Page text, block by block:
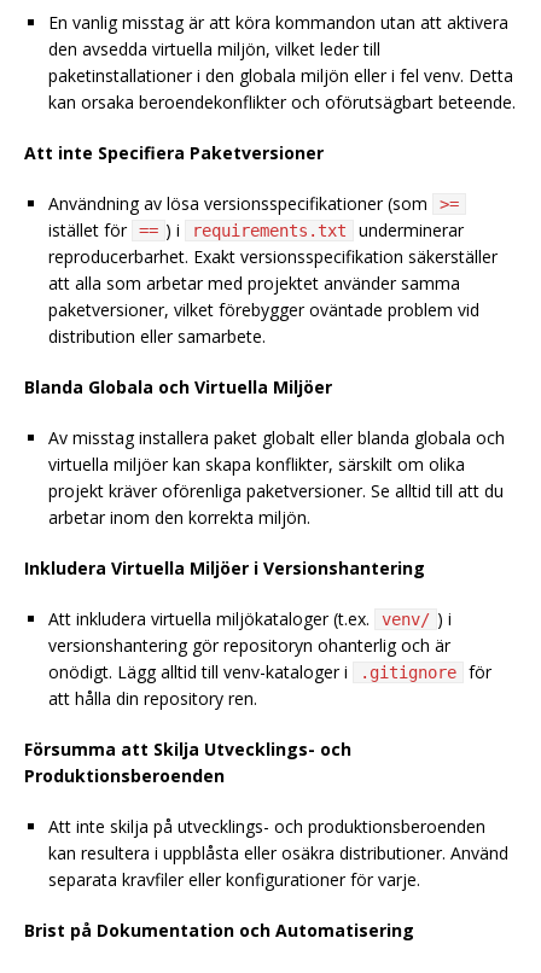
En vanlig misstag är att köra kommandon utan att aktivera
den avsedda virtuella miljön, vilket leder till
paketinstallationer i den globala miljön eller i fel venv. Detta
kan orsaka beroendekonflikter och oförutsägbart beteende.
Att inte Specifiera Paketversioner
Användning av lösa versionsspecifikationer (som >=
istället för == ) i requirements.txt
underminerar
reproducerbarhet. Exakt versionsspecifikation säkerställer
att alla som arbetar med projektet använder samma
paketversioner, vilket förebygger oväntade problem vid
distribution eller samarbete.
Blanda Globala och Virtuella Miljöer
Av misstag installera paket globalt eller blanda globala och
virtuella miljöer kan skapa konflikter, särskilt om olika
projekt kräver oförenliga paketversioner. Se alltid till att du
arbetar inom den korrekta miljön.
Inkludera Virtuella Miljöer i Versionshantering
Att inkludera virtuella miljökataloger (t.ex. venv/ ) i
versionshantering gör repositoryn ohanterlig och är
onödigt. Lägg alltid till venv-kataloger i
.gitignore
för
att hålla din repository ren.
Försumma att Skilja Utvecklings- och
Produktionsberoenden
Att inte skilja på utvecklings- och produktionsberoenden
kan resultera i uppblåsta eller osäkra distributioner. Använd
separata kravfiler eller konfigurationer för varje.
Brist på Dokumentation och Automatisering